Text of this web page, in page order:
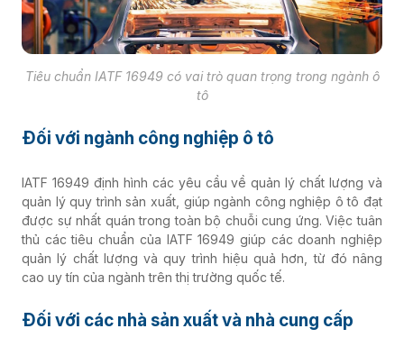
Tiêu chuẩn IATF 16949 có vai trò quan trọng trong ngành ô
tô
Đối với ngành công nghiệp ô tô
IATF 16949 định hình các yêu cầu về quản lý chất lượng và
quản lý quy trình sản xuất, giúp ngành công nghiệp ô tô đạt
được sự nhất quán trong toàn bộ chuỗi cung ứng. Việc tuân
thủ các tiêu chuẩn của IATF 16949 giúp các doanh nghiệp
quản lý chất lượng và quy trình hiệu quả hơn, từ đó nâng
cao uy tín của ngành trên thị trường quốc tế.
Đối với các nhà sản xuất và nhà cung cấp